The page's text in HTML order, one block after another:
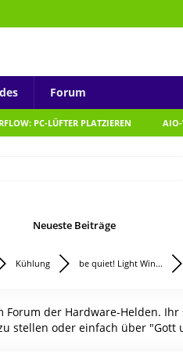
Forum
PC-LÜFTER PLATZIEREN AIO-
Neueste Beiträge
Kühlung be quiet! Light Win...
Forum der Hardware-Helden.
stellen oder einfach über